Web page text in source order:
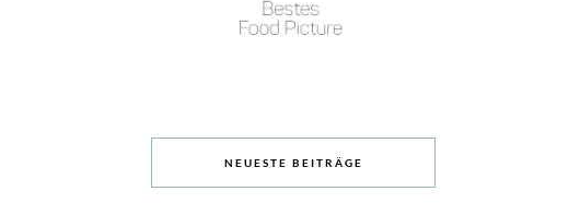
NEUESTE BEITRÄGE